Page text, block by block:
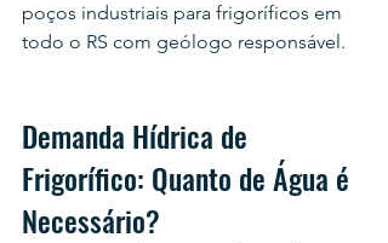
poços industriais para frigoríficos em
todo o RS com geólogo responsável.
Demanda Hídrica de
Frigorífico: Quanto de Água é
Necessário?